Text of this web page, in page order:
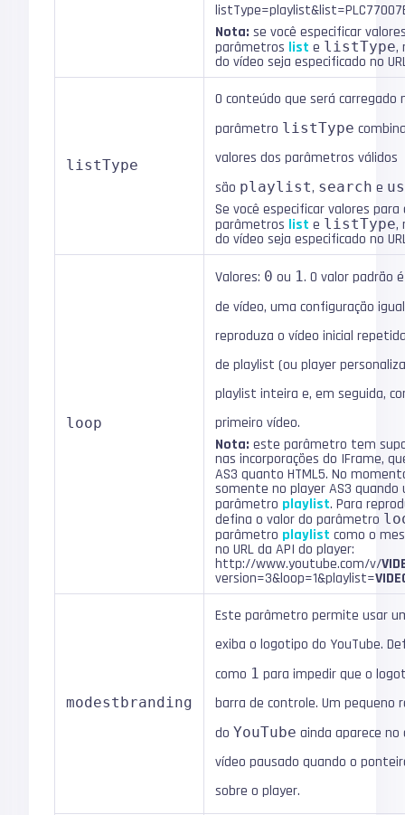
Nota: se você especificar
parâmetros list e listType,
do vídeo seja especificado no
listType
O conteúdo que será
parâmetro listType
valores dos parâmetros válidos
são playlist, search e
Se você especificar valores para
parâmetros list e listType,
do vídeo seja especificado no
loop
Valores: 0 ou 1. O valor padrão
de vídeo, uma configuração
reproduza o vídeo inicial
de playlist (ou player
playlist inteira e, em seguida,
primeiro vídeo.
Nota: este parâmetro tem
nas incorporações do IFrame,
AS3 quanto HTML5. No
somente no player AS3 quando
parâmetro playlist. Para
defina o valor do parâmetro
parâmetro playlist como o
no URL da API do player:
http://www.youtube.com/v/
version=3&loop=1&playlist=
modestbranding
Este parâmetro permite usar
exiba o logotipo do YouTube.
como 1 para impedir que o
barra de controle. Um
doYouTube ainda aparece
vídeo pausado quando o
sobre o player.